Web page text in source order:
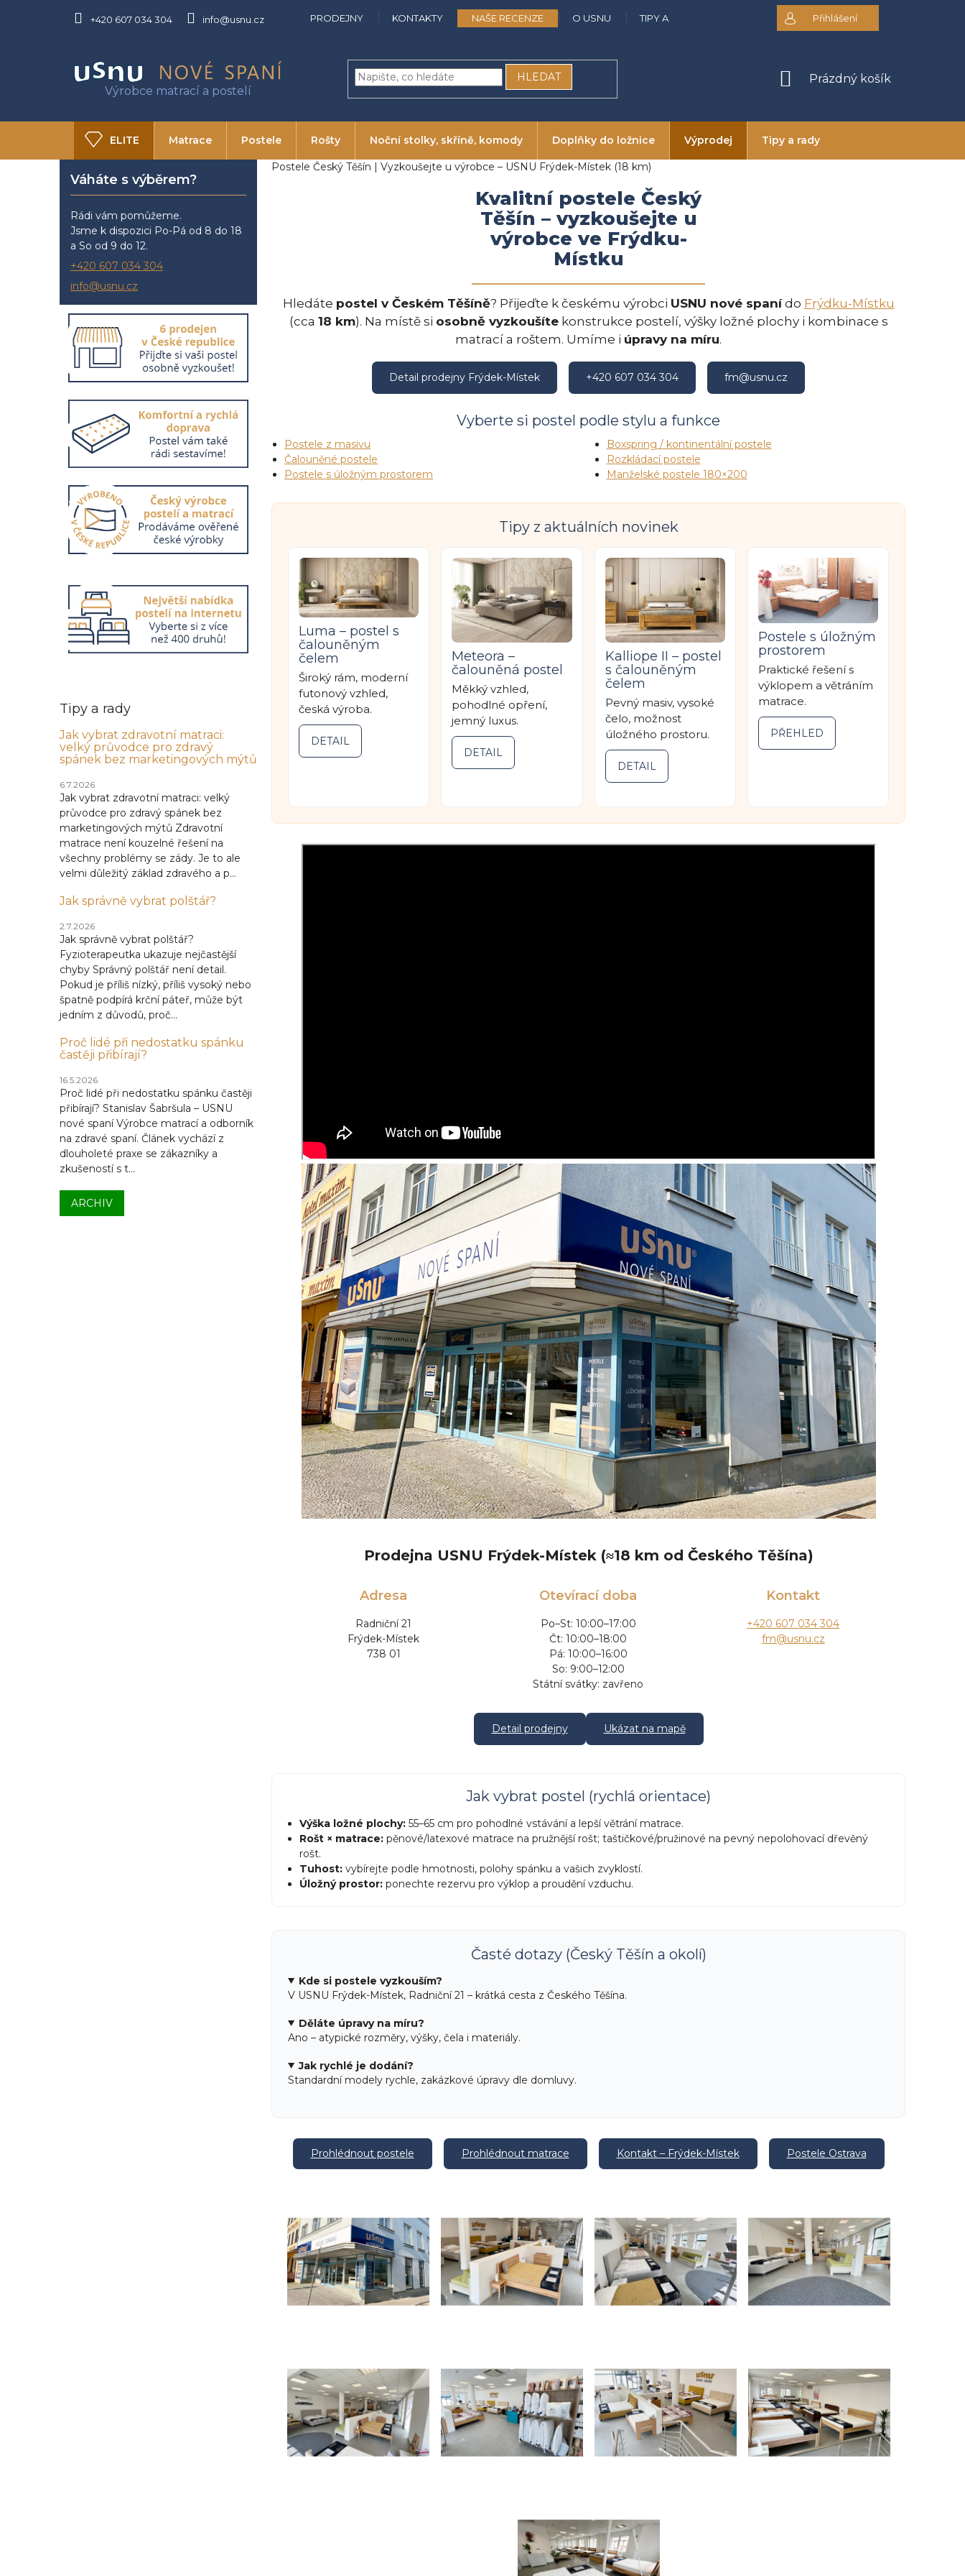
+420 607 034 304 info@usnu.cz PRODEJNY KONTAKTY NAŠE RECENZE O USNU TIPY A RADY DOPRAVA A PLATBA OBCHODNÍ PODMÍNKY
Přihlášení
HLEDAT
NÁKUPNÍ
Prázdný košík
ELITE Matrace Postele Rošty Noční stolky, skříně, komody Doplňky do ložnice Výprodej Tipy a rady
O USNU Kontakty
p
Váháte s výběrem?
Rádi vám pomůžeme.
Jsme k dispozici Po-Pá od 8 do 18
a So od 9 do 12.
+420 607 034 304
info@usnu.cz
Tipy a rady
Jak vybrat zdravotní matraci:
velký průvodce pro zdravý
spánek bez marketingových mýtů
6.7.2026
Jak vybrat zdravotní matraci: velký
průvodce pro zdravý spánek bez
marketingových mýtů Zdravotní
matrace není kouzelné řešení na
všechny problémy se zády. Je to ale
velmi důležitý základ zdravého a p...
Jak správně vybrat polštář?
2.7.2026
Jak správně vybrat polštář?
Fyzioterapeutka ukazuje nejčastější
chyby Správný polštář není detail.
Pokud je příliš nízký, příliš vysoký nebo
špatně podpírá krční páteř, může být
jedním z důvodů, proč...
Proč lidé při nedostatku spánku
častěji přibírají?
16.5.2026
Proč lidé při nedostatku spánku častěji
přibírají? Stanislav Šabršula – USNU
nové spaní Výrobce matrací a odborník
na zdravé spaní. Článek vychází z
dlouholeté praxe se zákazníky a
zkušeností s t...
ARCHIV
Postele Český Těšín | Vyzkoušejte u výrobce – USNU Frýdek-Místek (18 km)
Kvalitní postele Český
Těšín – vyzkoušejte u
výrobce ve Frýdku-
Místku
Hledáte postel v Českém Těšíně? Přijeďte k českému výrobci USNU nové spanído Frýdku-Místku
(cca 18 km). Na místě si osobně vyzkoušítekonstrukce postelí, výšky ložné plochy i kombinace s
matrací a roštem. Umíme i úpravy na míru.
Detail prodejny Frýdek-Místek +420 607 034 304 fm@usnu.cz
Vyberte si postel podle stylu a funkce
Postele z masivu
Čalouněné postele
Postele s úložným prostorem
Boxspring / kontinentální postele
Rozkládací postele
Manželské postele 180×200
Tipy z aktuálních novinek
Luma – postel s
čalouněným
čelem
Široký rám, moderní
futonový vzhled,
česká výroba.
DETAIL
Meteora –
čalouněná postel
Měkký vzhled,
pohodlné opření,
jemný luxus.
DETAIL
Kalliope II – postel
s čalouněným
čelem
Pevný masiv, vysoké
čelo, možnost
úložného prostoru.
DETAIL
Postele s úložným
prostorem
Praktické řešení s
výklopem a větráním
matrace.
PŘEHLED
Prodejna USNU Frýdek-Místek (≈18 km od Českého Těšína)
Adresa
Radniční 21
Frýdek-Místek
738 01
Otevírací doba
Po–St: 10:00–17:00
Čt: 10:00–18:00
Pá: 10:00–16:00
So: 9:00–12:00
Státní svátky: zavřeno
Kontakt
+420 607 034 304
fm@usnu.cz
Detail prodejny Ukázat na mapě
Jak vybrat postel (rychlá orientace)
Výška ložné plochy: 55–65 cm pro pohodlné vstávání a lepší větrání matrace.
Rošt × matrace: pěnové/latexové matrace na pružnější rošt; taštičkové/pružinové na pevný nepolohovací dřevěný
rošt.
Tuhost: vybírejte podle hmotnosti, polohy spánku a vašich zvyklostí.
Úložný prostor: ponechte rezervu pro výklop a proudění vzduchu.
Časté dotazy (Český Těšín a okolí)
Kde si postele vyzkouším?
V USNU Frýdek-Místek, Radniční 21 – krátká cesta z Českého Těšína.
Děláte úpravy na míru?
Ano – atypické rozměry, výšky, čela i materiály.
Jak rychlé je dodání?
Standardní modely rychle, zakázkové úpravy dle domluvy.
Prohlédnout postele Prohlédnout matrace Kontakt – Frýdek-Místek Postele Ostrava